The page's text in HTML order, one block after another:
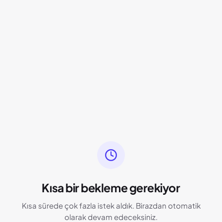
Kısa bir bekleme gerekiyor
Kısa sürede çok fazla istek aldık. Birazdan otomatik
olarak devam edeceksiniz.